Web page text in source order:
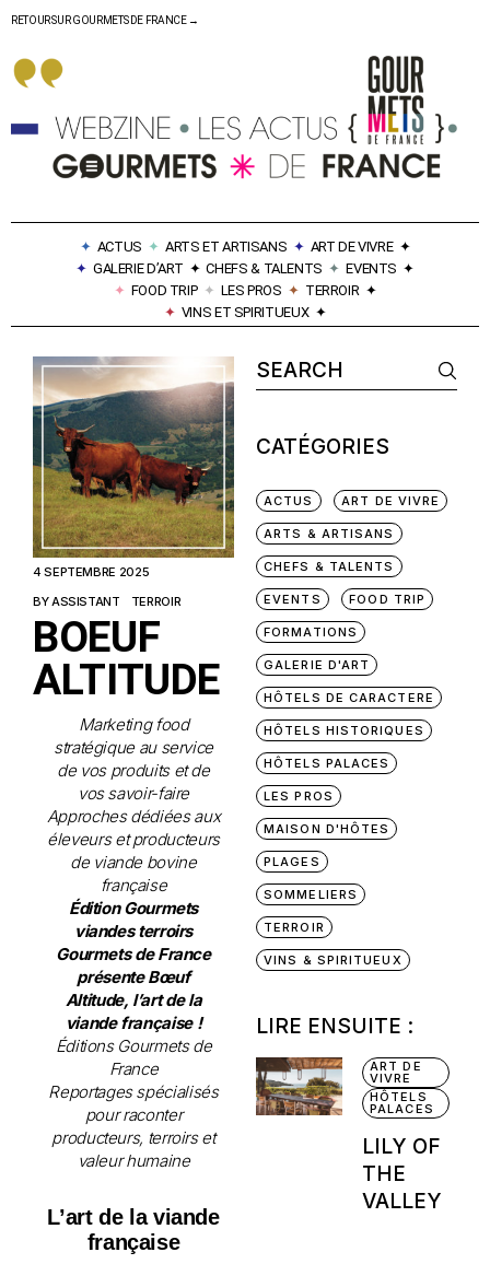
RETOUR SUR GOURMETS DE FRANCE →
✦ ACTUS ✦ ARTS ET ARTISANS ✦ ART DE VIVRE✦
✦ GALERIE D’ART ✦CHEFS & TALENTS ✦ EVENTS ✦
✦ FOOD TRIP ✦ LES PROS ✦ TERROIR✦
✦ VINS ET SPIRITUEUX✦
4 SEPTEMBRE 2025
BYASSISTANT TERROIR
BOEUF
ALTITUDE
Marketing food
stratégique au service
de vos produits et de
vos savoir-faire
Approches dédiées aux
éleveurs et producteurs
de viande bovine
française
Édition Gourmets
viandes terroirs
Gourmets de France
présente Bœuf
Altitude, l’art de la
viande française !
Éditions Gourmets de
France
Reportages spécialisés
pour raconter
producteurs, terroirs et
valeur humaine
L’art de la viande
française
CATÉGORIES
ACTUS ART DE VIVRE
ARTS & ARTISANS
CHEFS & TALENTS
EVENTS FOOD TRIP
FORMATIONS
GALERIE D'ART
HÔTELS DE CARACTERE
HÔTELS HISTORIQUES
HÔTELS PALACES
LES PROS
MAISON D'HÔTES
PLAGES
SOMMELIERS
TERROIR
VINS & SPIRITUEUX
LIRE ENSUITE :
ART DE
VIVRE
HÔTELS
PALACES
LILY OF
THE
VALLEY